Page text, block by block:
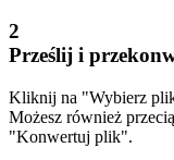
2
Prześlij i
Kliknij na "Wybierz
Możesz również
"Konwertuj plik".